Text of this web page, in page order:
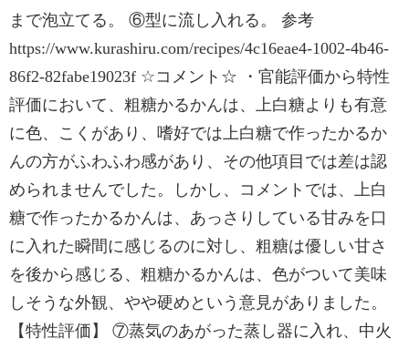
まで泡立てる。 ⑥型に流し入れる。 参考
https://www.kurashiru.com/recipes/4c16eae4-1002-4b46-
86f2-82fabe19023f ☆コメント☆ ・官能評価から特性
評価において、粗糖かるかんは、上白糖よりも有意
に色、こくがあり、嗜好では上白糖で作ったかるか
んの方がふわふわ感があり、その他項目では差は認
められませんでした。しかし、コメントでは、上白
糖で作ったかるかんは、あっさりしている甘みを口
に入れた瞬間に感じるのに対し、粗糖は優しい甘さ
を後から感じる、粗糖かるかんは、色がついて美味
しそうな外観、やや硬めという意見がありました。
【特性評価】 ⑦蒸気のあがった蒸し器に入れ、中火